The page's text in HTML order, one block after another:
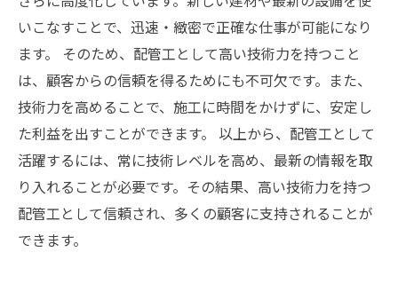
いこなすことで、迅速・緻密で正確な仕事が可能になり
ます。 そのため、配管工として高い技術力を持つこと
は、顧客からの信頼を得るためにも不可欠です。また、
技術力を高めることで、施工に時間をかけずに、安定し
た利益を出すことができます。 以上から、配管工として
活躍するには、常に技術レベルを高め、最新の情報を取
り入れることが必要です。その結果、高い技術力を持つ
配管工として信頼され、多くの顧客に支持されることが
できます。